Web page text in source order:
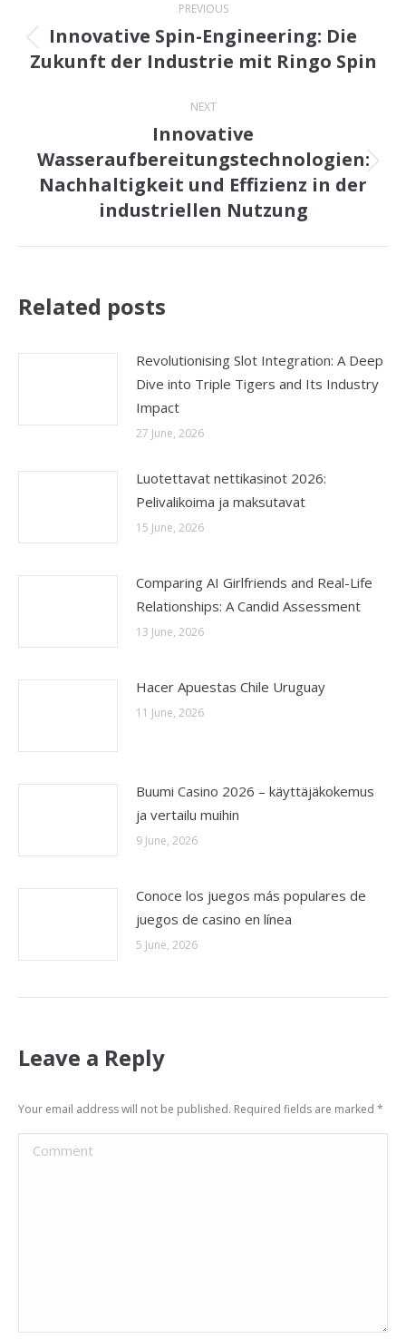
navigation
PREVIOUS
Previous
post:
Innovative Spin-Engineering: Die
Zukunft der Industrie mit Ringo Spin
NEXT
Next
post:
Innovative
Wasseraufbereitungstechnologien:
Nachhaltigkeit und Effizienz in der
industriellen Nutzung
Related posts
Revolutionising Slot Integration: A Deep
Dive into Triple Tigers and Its Industry
Impact
27 June, 2026
Luotettavat nettikasinot 2026:
Pelivalikoima ja maksutavat
15 June, 2026
Comparing AI Girlfriends and Real-Life
Relationships: A Candid Assessment
13 June, 2026
Hacer Apuestas Chile Uruguay
11 June, 2026
Buumi Casino 2026 – käyttäjäkokemus
ja vertailu muihin
9 June, 2026
Conoce los juegos más populares de
juegos de casino en línea
5 June, 2026
Leave a Reply
Your email address will not be published. Required fields are marked *
Comment